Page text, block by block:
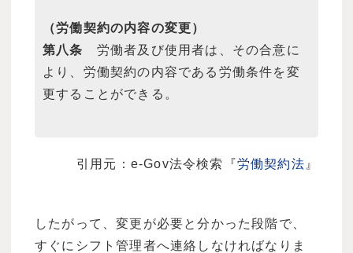
（労働契約の内容の変更）
第八条 労働者及び使用者は、その合意に
より、労働契約の内容である労働条件を変
更することができる。
引用元：e-Gov法令検索『労働契約法 』
したがって、変更が必要と分かった段階で、
すぐにシフト管理者へ連絡しなければなりま